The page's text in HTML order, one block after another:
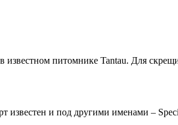
питомнике Tantau. Для
известен и под другими именами –